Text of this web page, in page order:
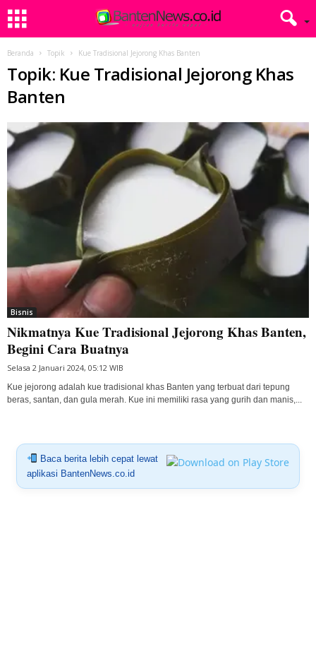
Beranda Topik Kue Tradisional Jejorong Khas Banten
Topik: Kue Tradisional Jejorong Khas
Banten
Bisnis
Nikmatnya Kue Tradisional Jejorong Khas Banten,
Begini Cara Buatnya
Selasa 2 Januari 2024, 05:12 WIB
Kue jejorong adalah kue tradisional khas Banten yang terbuat dari tepung
beras, santan, dan gula merah. Kue ini memiliki rasa yang gurih dan manis,...
Baca berita lebih cepat lewat
aplikasi BantenNews.co.id